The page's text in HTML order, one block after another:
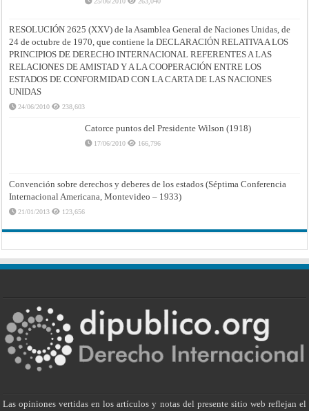
RESOLUCIÓN 2625 (XXV) de la Asamblea General de Naciones Unidas, de
24 de octubre de 1970, que contiene la DECLARACIÓN RELATIVA A LOS
PRINCIPIOS DE DERECHO INTERNACIONAL REFERENTES A LAS
RELACIONES DE AMISTAD Y A LA COOPERACIÓN ENTRE LOS
ESTADOS DE CONFORMIDAD CON LA CARTA DE LAS NACIONES
UNIDAS
24/06/2010 238,603
Catorce puntos del Presidente Wilson (1918)
17/06/2010 166,796
Convención sobre derechos y deberes de los estados (Séptima Conferencia
Internacional Americana, Montevideo – 1933)
21/01/2013 123,656
Las opiniones vertidas en los artículos y notas del presente sitio web reflejan el